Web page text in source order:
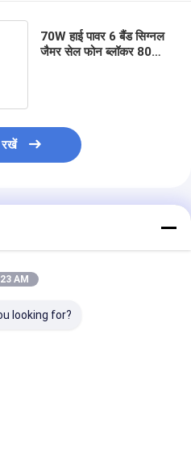
70W हाई पावर 6 बैंड सिग्नल
जैमर सेल फोन ब्लॉकर 80
रखें
AM
looking for?